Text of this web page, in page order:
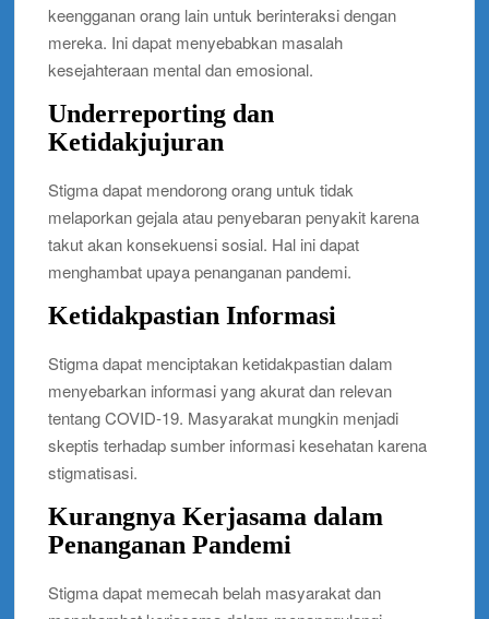
keengganan orang lain untuk berinteraksi dengan
mereka. Ini dapat menyebabkan masalah
kesejahteraan mental dan emosional.
Underreporting dan
Ketidakjujuran
Stigma dapat mendorong orang untuk tidak
melaporkan gejala atau penyebaran penyakit karena
takut akan konsekuensi sosial. Hal ini dapat
menghambat upaya penanganan pandemi.
Ketidakpastian Informasi
Stigma dapat menciptakan ketidakpastian dalam
menyebarkan informasi yang akurat dan relevan
tentang COVID-19. Masyarakat mungkin menjadi
skeptis terhadap sumber informasi kesehatan karena
stigmatisasi.
Kurangnya Kerjasama dalam
Penanganan Pandemi
Stigma dapat memecah belah masyarakat dan